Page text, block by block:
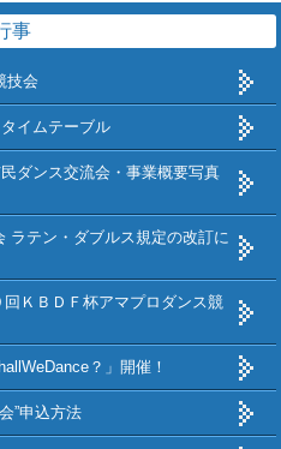
事
技会
イムテーブル
ダンス交流会・事業概要写真
ラテン・ダブルス規定の改訂に
ＫＢＤＦ杯アマプロダンス競
？」開催！
”申込方法